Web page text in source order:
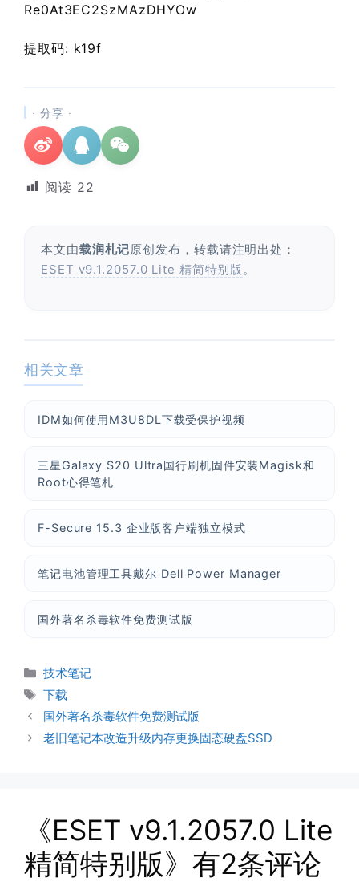
Re0At3EC2SzMAzDHYOw
提取码: k19f
· 分享 ·
阅读 22
本文由载润札记原创发布，转载请注明出处：
ESET v9.1.2057.0 Lite 精简特别版 。
相关文章
IDM如何使用M3U8DL下载受保护视频
三星Galaxy S20 Ultra国行刷机固件安装Magisk和
Root心得笔札
F-Secure 15.3 企业版客户端独立模式
笔记电池管理工具戴尔 Dell Power Manager
国外著名杀毒软件免费测试版
分
类
技术笔记
标
签
下载
国外著名杀毒软件免费测试版
老旧笔记本改造升级内存更换固态硬盘SSD
《ESET v9.1.2057.0 Lite
精简特别版》有2条评论